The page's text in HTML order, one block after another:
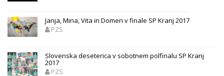
Janja, Mina, Vita in Domen v finale SP Kranj 2017
PZS
Slovenska deseterica v sobotnem polfinalu SP Kranj
2017
PZS